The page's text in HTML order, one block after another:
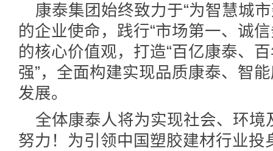
康泰集团始终致力于“为智慧城
的企业使命，践行“市场第一、诚
的核心价值观，打造“百亿康泰、
强”，全面构建实现品质康泰、智
发展。
全体康泰人将为实现社会、环
努力！为引领中国塑胶建材行业